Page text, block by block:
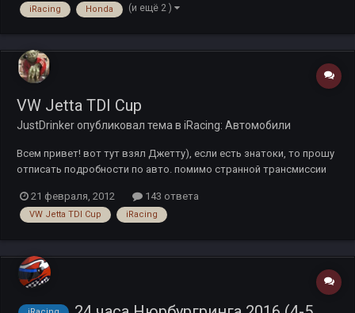
iRacing Honda (и ещё 2 )
VW Jetta TDI Cup
JustDrinkerопубликовал тема в iRacing: Автомобили
Всем привет! вот тут взял Джетту), если есть знатоки, то прошу
отписать подробности по авто. помимо странной трансмиссии
газку))), а если очень немного открыть газ, то машинка не
трогается и потом можно плавно поднять газом обороты до...
21 февраля, 2012 143 ответа
VW Jetta TDI Cup iRacing